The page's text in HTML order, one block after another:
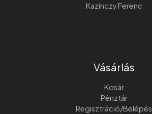
Kazinczy Ferenc
Vásárlás
Kosár
Pénztár
Regisztráció/Belépés